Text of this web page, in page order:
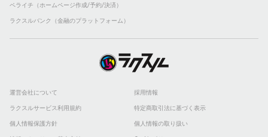
ペライチ（ホームページ作成/予約/決済）
ラクスルバンク（金融のプラットフォーム）
運営会社について 採用情報
ラクスルサービス利用規約 特定商取引法に基づく表示
個人情報保護方針 個人情報の取り扱い